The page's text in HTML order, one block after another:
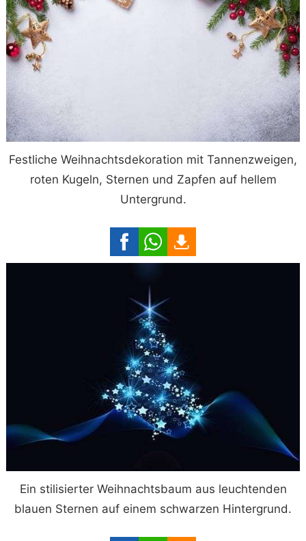
Festliche Weihnachtsdekoration mit Tannenzweigen,
roten Kugeln, Sternen und Zapfen auf hellem
Untergrund.
Ein stilisierter Weihnachtsbaum aus leuchtenden
blauen Sternen auf einem schwarzen Hintergrund.